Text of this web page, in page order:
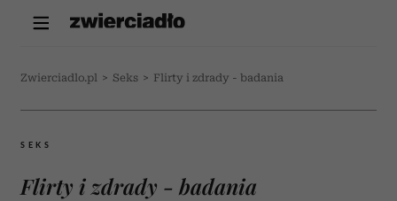
Zwierciadlo.pl > Seks > Flirty i zdrady - badania
SEKS
Flirty i zdrady - badania